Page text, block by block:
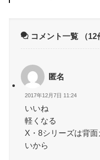
コメント一覧 （12
匿名
2017年12月7日 11:24
いいね
軽くなる
X・8シリーズは背
いから